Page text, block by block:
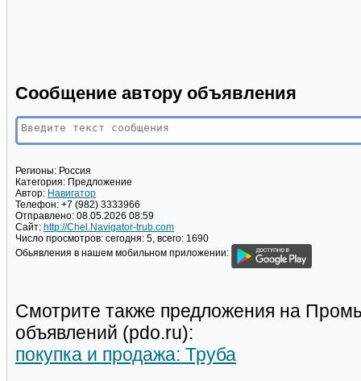
Сообщение автору объявления
Регионы: Россия
Категория: Предложение
Автор: Навигатор
Телефон: +7 (982) 3333966
Отправлено: 08.05.2026 08:59
Сайт: http://Chel.Navigator-trub.com
Число просмотров: сегодня: 5, всего: 1690
Обьявления в нашем мобильном приложении:
Смотрите также предложения на
объявлений (pdo.ru):
покупка и продажа: Труба